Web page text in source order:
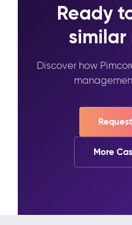
Ready
similar
Discover how
More